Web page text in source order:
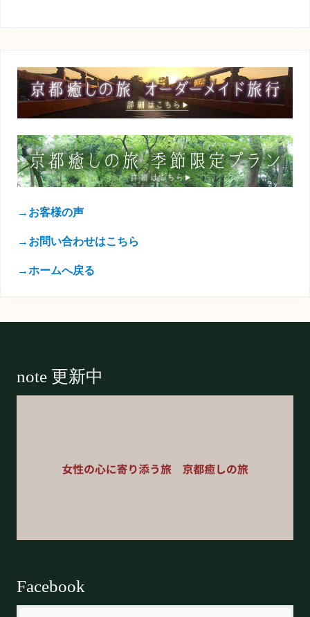
→お客様の声
→お問い合わせはこちら
→ホームへ戻る
note 更新中
Facebook